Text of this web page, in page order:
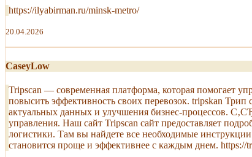
https://ilyabirman.ru/minsk-metro/
20.04.2026
CaseyLow
Tripscan — современная платформа, которая помогает
повысить эффективность своих перевозок. tripskan
актуальных данных и улучшения бизнес-процессов.
управления. Наш сайт Tripscan сайт предоставляет
логистики. Там вы найдете все необходимые
становится проще и эффективнее с каждым днем.